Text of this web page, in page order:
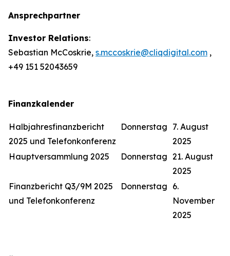
Ansprechpartner
Investor Relations:
Sebastian McCoskrie, s.mccoskrie@cliqdigital.com ,
+49 151 52043659
Finanzkalender
Halbjahresfinanzbericht
2025 und Telefonkonferenz
Donnerstag 7. August
2025
Hauptversammlung 2025
Donnerstag 21. August
2025
Finanzbericht Q3/9M 2025
und Telefonkonferenz
Donnerstag 6.
November
2025